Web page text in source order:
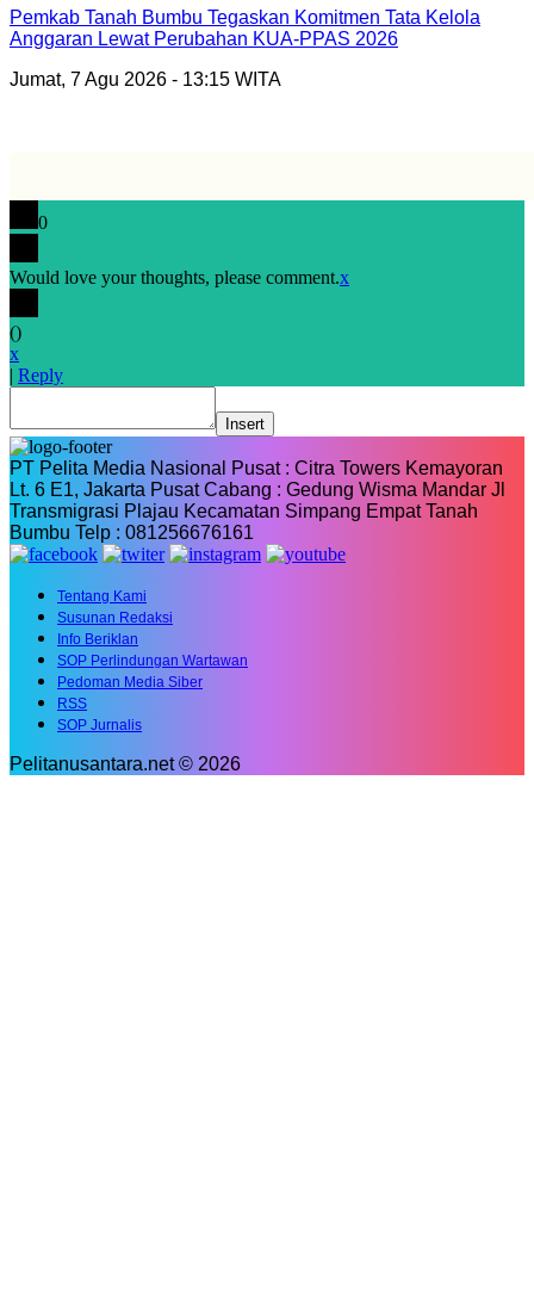
Pemkab Tanah Bumbu Tegaskan Komitmen Tata Kelola
Anggaran Lewat Perubahan KUA-PPAS 2026
Jumat, 7 Agu 2026 - 13:15 WITA
0
Would love your thoughts, please comment.x
()
x
| Reply
Insert
PT Pelita Media Nasional Pusat : Citra Towers Kemayoran
Lt. 6 E1, Jakarta Pusat Cabang : Gedung Wisma Mandar Jl
Transmigrasi Plajau Kecamatan Simpang Empat Tanah
Bumbu Telp : 081256676161
Tentang Kami
Susunan Redaksi
Info Beriklan
SOP Perlindungan Wartawan
Pedoman Media Siber
RSS
SOP Jurnalis
Pelitanusantara.net © 2026